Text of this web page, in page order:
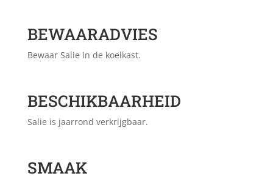
BEWAARADVIES
Bewaar Salie in de koelkast.
BESCHIKBAARHEID
Salie is jaarrond verkrijgbaar.
SMAAK